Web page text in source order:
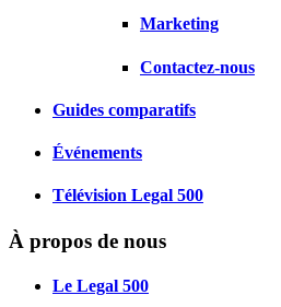
Marketing
Contactez-nous
Guides comparatifs
Événements
Télévision Legal 500
À propos de nous
Le Legal 500